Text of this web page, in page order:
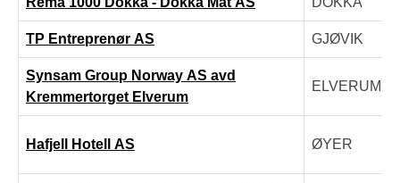
TP Entreprenør AS GJØVIK
Synsam Group Norway AS avd
Kremmertorget Elverum
ELVERUM
Hafjell Hotell AS ØYER